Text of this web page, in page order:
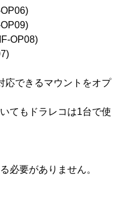
OP08)
応できるマウントをオプ
てもドラレコは1台で使
必要がありません。